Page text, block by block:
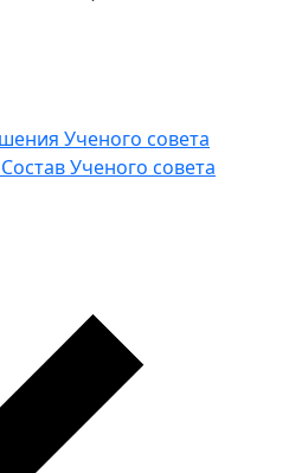
Ученого совета
Состав Ученого совета